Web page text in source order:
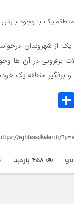
منطقه یک با وجود
یک از شهروندان
برفروبی در آن ها
برفگیر منطقه یک
Email
https://eghtesadkalan.ir/